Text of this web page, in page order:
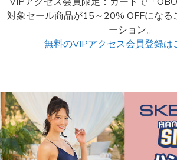
対象セール商品が15～20% OFFになる
ーション。
無料のVIPアクセス会員登録は